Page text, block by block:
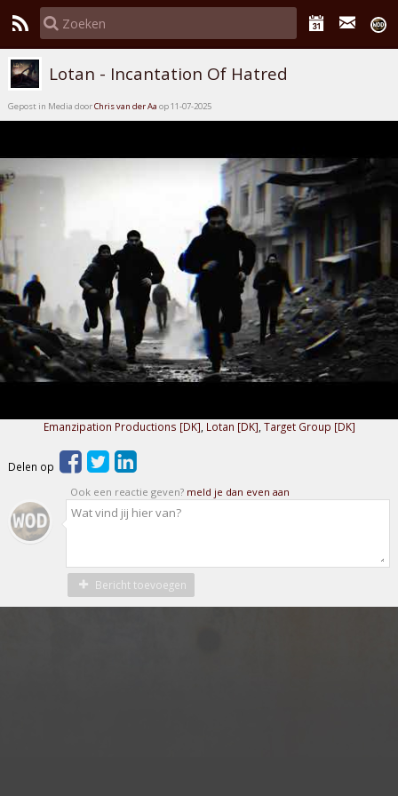
Lotan - Incantation Of Hatred
Gepost in Media doorChris van der Aa op 11-07-2025
Emanzipation Productions [DK] Lotan [DK] Target Group [DK]
Delen op
Ook een reactie geven? meld je dan even aan
Bericht toevoegen